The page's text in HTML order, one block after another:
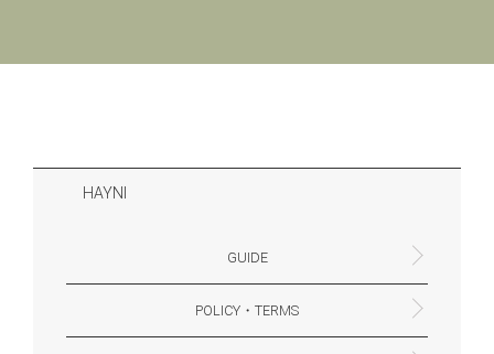
HAYNI
GUIDE
よくあるご質問・お問合せ
お支払いについて
配送・送料について
ギフトサービスについて
一緒に働く？(HAYNI採用情報サイトへ)
for Foreigners (overseas delivery)
POLICY・TERMS